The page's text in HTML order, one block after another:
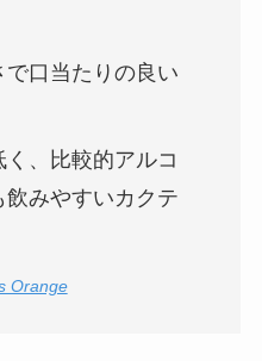
口当たりの良い
、比較的アルコ
みやすいカクテ
Orange